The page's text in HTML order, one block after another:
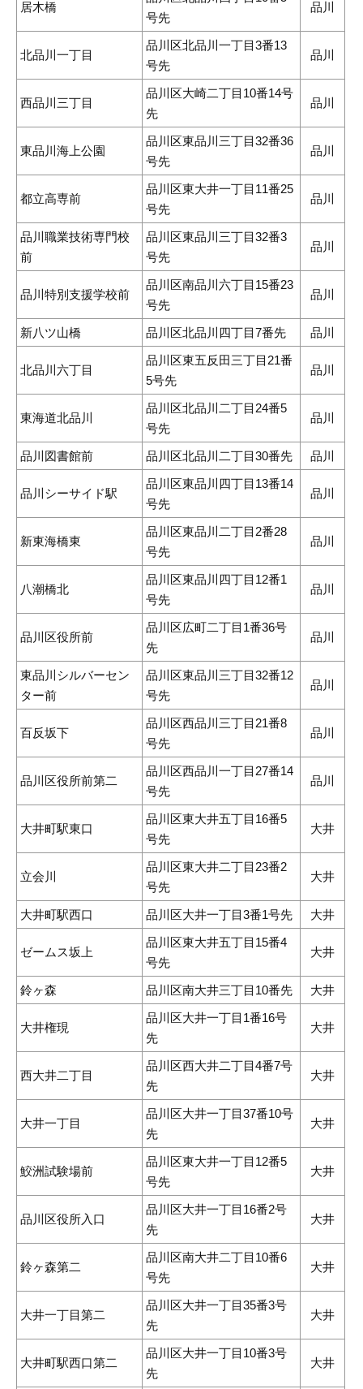
居木橋
号先
品川
北品川一丁目
品川区北品川一丁目3番13
号先
品川
西品川三丁目
品川区大崎二丁目10番14号
先
品川
東品川海上公園
品川区東品川三丁目32番36
号先
品川
都立高専前
品川区東大井一丁目11番25
号先
品川
品川職業技術専門校
前
品川区東品川三丁目32番3
号先
品川
品川特別支援学校前
品川区南品川六丁目15番23
号先
品川
新八ツ山橋 品川区北品川四丁目7番先 品川
北品川六丁目
品川区東五反田三丁目21番
5号先
品川
東海道北品川
品川区北品川二丁目24番5
号先
品川
品川図書館前 品川区北品川二丁目30番先 品川
品川シーサイド駅
品川区東品川四丁目13番14
号先
品川
新東海橋東
品川区東品川二丁目2番28
号先
品川
八潮橋北
品川区東品川四丁目12番1
号先
品川
品川区役所前
品川区広町二丁目1番36号
先
品川
東品川シルバーセン
ター前
品川区東品川三丁目32番12
号先
品川
百反坂下
品川区西品川三丁目21番8
号先
品川
品川区役所前第二
品川区西品川一丁目27番14
号先
品川
大井町駅東口
品川区東大井五丁目16番5
号先
大井
立会川
品川区東大井二丁目23番2
号先
大井
大井町駅西口 品川区大井一丁目3番1号先 大井
ゼームス坂上
品川区東大井五丁目15番4
号先
大井
鈴ヶ森 品川区南大井三丁目10番先 大井
大井権現
品川区大井一丁目1番16号
先
大井
西大井二丁目
品川区西大井二丁目4番7号
先
大井
大井一丁目
品川区大井一丁目37番10号
先
大井
鮫洲試験場前
品川区東大井一丁目12番5
号先
大井
品川区役所入口
品川区大井一丁目16番2号
先
大井
鈴ヶ森第二
品川区南大井二丁目10番6
号先
大井
大井一丁目第二
品川区大井一丁目35番3号
先
大井
大井町駅西口第二
品川区大井一丁目10番3号
先
大井